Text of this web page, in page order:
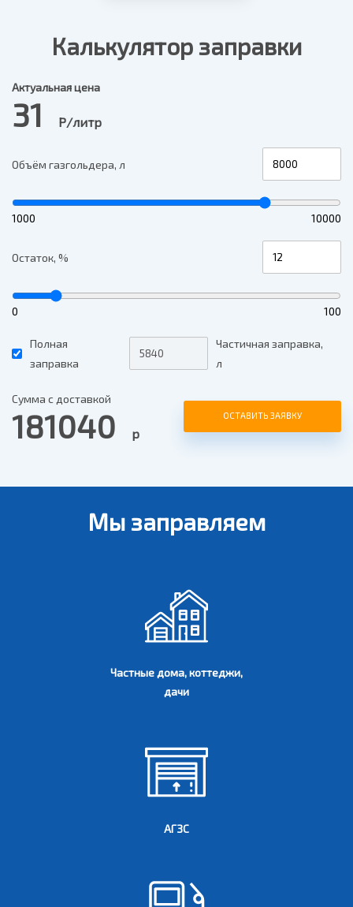
Калькулятор заправки
Актуальная цена
31 Р/литр
Объём газгольдера, л
1000 10000
Остаток, %
0 100
Полная
заправка
Частичная заправка,
л
Сумма с доставкой
181040 р
ОСТАВИТЬ ЗАЯВКУ
Мы заправляем
Частные дома, коттеджи,
дачи
АГЗС